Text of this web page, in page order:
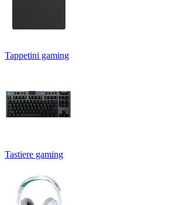
Tappetini gaming
Tastiere gaming